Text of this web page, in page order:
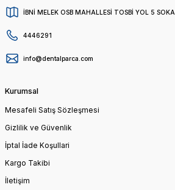
İBNİ MELEK OSB MAHALLESİ TOSBİ YOL 5
4446291
info@dentalparca.com
Kurumsal
Mesafeli Satış Sözleşmesi
Gizlilik ve Güvenlik
İptal İade Koşullari
Kargo Takibi
İletişim